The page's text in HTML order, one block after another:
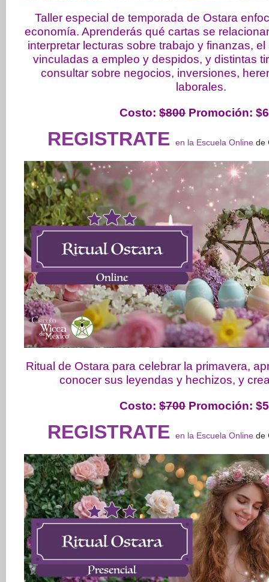
Taller especial de temporada de Ostara
economía. Aprenderás qué cartas se
interpretar lecturas sobre trabajo y finanzas,
vinculadas a empleo y despidos, y distintas
consultar sobre negocios, inversiones,
laborales.
Costo:$800Promoción:
REGISTRATE en la Escuela Onlinede
Ritual de Ostara para celebrar la primavera,
conocer sus leyendas y hechizos, y
Costo:$700Promoción:
REGISTRATE en la Escuela Onlinede